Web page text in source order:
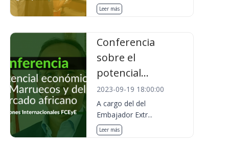
Leer más
Conferencia
sobre el
potencial...
2023-09-19 18:00:00
A cargo del del
Embajador Extr...
Leer más